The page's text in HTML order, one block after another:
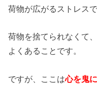
荷物が広がるストレス
荷物を捨てられなくて
よくあることです。
ですが、ここは心を鬼